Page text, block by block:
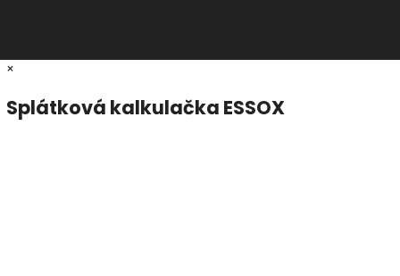
×
Splátková kalkulačka ESSOX